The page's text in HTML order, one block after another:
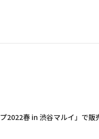
春 in 渋谷マルイ」で販